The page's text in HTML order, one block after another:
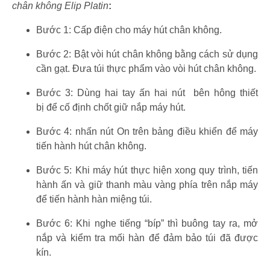
chân không Elip Platin:
Bước 1: Cấp điện cho máy hút chân không.
Bước 2: Bật vòi hút chân không bằng cách sử dụng
cần gạt. Đưa túi thực phẩm vào vòi hút chân không.
Bước 3: Dùng hai tay ấn hai nút bên hông thiết
bị để cố định chốt giữ nắp máy hút.
Bước 4: nhấn nút On trên bảng điều khiển để máy
tiến hành hút chân không.
Bước 5: Khi máy hút thực hiện xong quy trình, tiến
hành ấn và giữ thanh màu vàng phía trên nắp máy
để tiến hành hàn miệng túi.
Bước 6: Khi nghe tiếng “bíp” thì buông tay ra, mở
nắp và kiểm tra mối hàn để đảm bảo túi đã được
kín.